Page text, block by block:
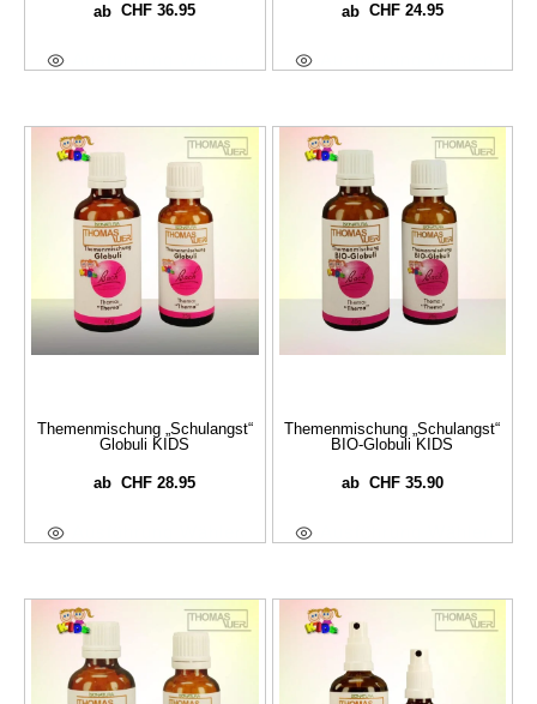
abCHF 36.95 ab CHF24.95
Themenmischung „Schulangst“
Globuli KIDS
abCHF 28.95
Themenmischung „Schulangst“
BIO-Globuli KIDS
ab CHF35.90